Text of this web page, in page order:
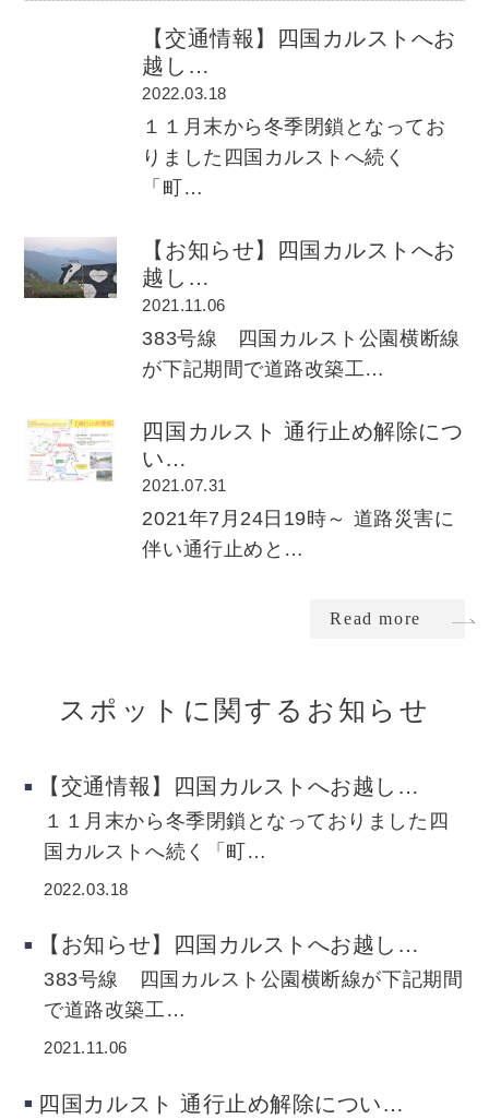
【交通情報】四国カルストへお
越し…
2022.03.18
１１月末から冬季閉鎖となってお
りました四国カルストへ続く
「町…
【お知らせ】四国カルストへお
越し…
2021.11.06
383号線 四国カルスト公園横断線
が下記期間で道路改築工…
四国カルスト 通行止め解除につ
い…
2021.07.31
2021年7月24日19時～ 道路災害に
伴い通行止めと…
Read more
スポットに関するお知らせ
【交通情報】四国カルストへお越し…
１１月末から冬季閉鎖となっておりました四
国カルストへ続く「町…
2022.03.18
【お知らせ】四国カルストへお越し…
383号線 四国カルスト公園横断線が下記期間
で道路改築工…
2021.11.06
四国カルスト 通行止め解除につい…